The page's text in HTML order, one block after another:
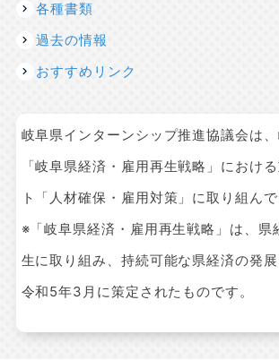
各種書類
過去の情報
おすすめリンク
岐阜県インターンシップ推進協議会は
「岐阜県経済・雇用再生戦略」におけ
ト「人材確保・雇用対策」に取り組んで
※「岐阜県経済・雇用再生戦略」は、県
生に取り組み、持続可能な県経済の発
令和5年3月に策定されたものです。